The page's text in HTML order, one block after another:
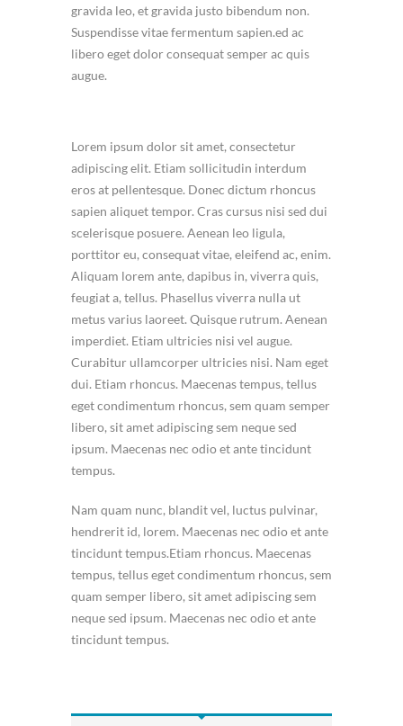
gravida leo, et gravida justo bibendum non.
Suspendisse vitae fermentum sapien.ed ac
libero eget dolor consequat semper ac quis
augue.
Lorem ipsum dolor sit amet, consectetur
adipiscing elit. Etiam sollicitudin interdum
eros at pellentesque. Donec dictum rhoncus
sapien aliquet tempor. Cras cursus nisi sed dui
scelerisque posuere. Aenean leo ligula,
porttitor eu, consequat vitae, eleifend ac, enim.
Aliquam lorem ante, dapibus in, viverra quis,
feugiat a, tellus. Phasellus viverra nulla ut
metus varius laoreet. Quisque rutrum. Aenean
imperdiet. Etiam ultricies nisi vel augue.
Curabitur ullamcorper ultricies nisi. Nam eget
dui. Etiam rhoncus. Maecenas tempus, tellus
eget condimentum rhoncus, sem quam semper
libero, sit amet adipiscing sem neque sed
ipsum. Maecenas nec odio et ante tincidunt
tempus.
Nam quam nunc, blandit vel, luctus pulvinar,
hendrerit id, lorem. Maecenas nec odio et ante
tincidunt tempus.Etiam rhoncus. Maecenas
tempus, tellus eget condimentum rhoncus, sem
quam semper libero, sit amet adipiscing sem
neque sed ipsum. Maecenas nec odio et ante
tincidunt tempus.